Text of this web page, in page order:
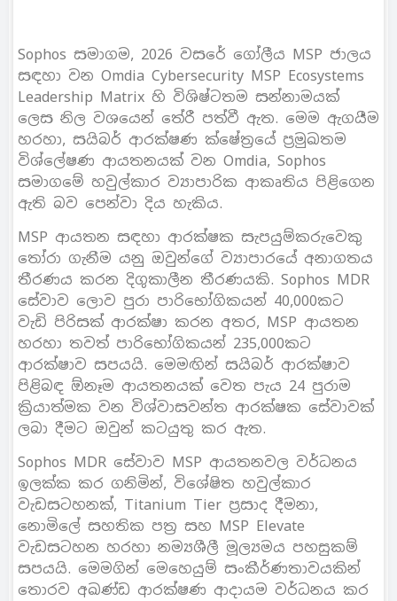
Sophos සමාගම, 2026 වසරේ ගෝලීය MSP ජාලය
සඳහා වන Omdia Cybersecurity MSP Ecosystems
Leadership Matrix හි විශිෂ්ටතම සන්නාමයක්
ලෙස නිල වශයෙන් තේරී පත්වී ඇත. මෙම ඇගයීම
හරහා, සයිබර් ආරක්ෂණ ක්ෂේත්‍රයේ ප්‍රමුඛතම
විශ්ලේෂණ ආයතනයක් වන Omdia, Sophos
සමාගමේ හවුල්කාර ව්‍යාපාරික ආකෘතිය පිළිගෙන
ඇති බව පෙන්වා දිය හැකිය.
MSP ආයතන සඳහා ආරක්ෂක සැපයුම්කරුවෙකු
තෝරා ගැනීම යනු ඔවුන්ගේ ව්‍යාපාරයේ අනාගතය
තීරණය කරන දිගුකාලීන තීරණයකි. Sophos MDR
සේවාව ලොව පුරා පාරිභෝගිකයන් 40,000කට
වැඩි පිරිසක් ආරක්ෂා කරන අතර, MSP ආයතන
හරහා තවත් පාරිභෝගිකයන් 235,000කට
ආරක්ෂාව සපයයි. මෙමඟින් සයිබර් ආරක්ෂාව
පිළිබඳ ඕනෑම ආයතනයක් වෙත පැය 24 පුරාම
ක්‍රියාත්මක වන විශ්වාසවන්ත ආරක්ෂක සේවාවක්
ලබා දීමට ඔවුන් කටයුතු කර ඇත.
Sophos MDR සේවාව MSP ආයතනවල වර්ධනය
ඉලක්ක කර ගනිමින්, විශේෂිත හවුල්කාර
වැඩසටහනක්, Titanium Tier ප්‍රසාද දීමනා,
නොමිලේ සහතික පත්‍ර සහ MSP Elevate
වැඩසටහන හරහා නම්‍යශීලී මූල්‍යමය පහසුකම්
සපයයි. මෙමගින් මෙහෙයුම් සංකීර්ණතාවයකින්
තොරව අඛණ්ඩ ආරක්ෂණ ආදායම වර්ධනය කර